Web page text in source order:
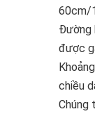
60cm/
Đường
được
chiều
Chúng